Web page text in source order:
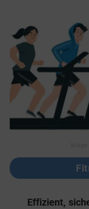
Effizient,